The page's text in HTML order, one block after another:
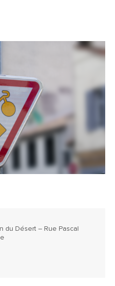
du Désert – Rue Pascal